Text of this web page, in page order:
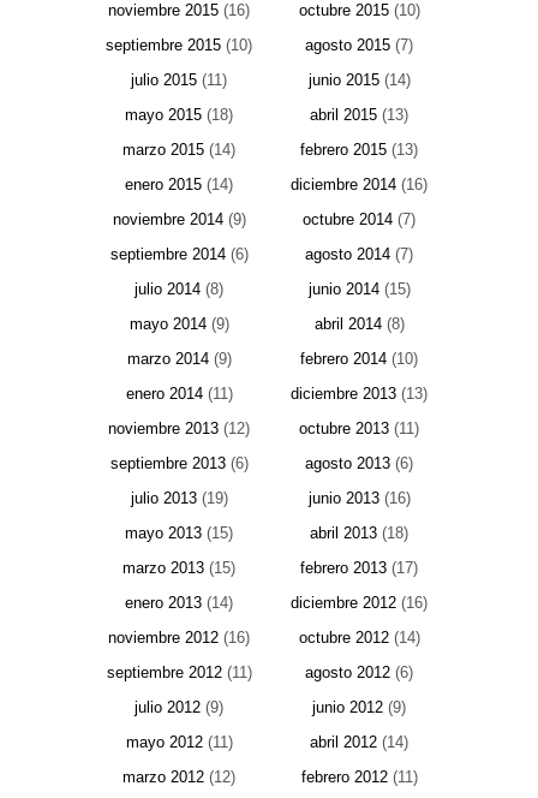
noviembre 2015 (16) octubre 2015(10)
septiembre 2015 (10) agosto 2015 (7)
julio 2015 (11) junio 2015(14)
mayo 2015 (18) abril 2015 (13)
marzo 2015 (14) febrero 2015 (13)
enero 2015 (14) diciembre 2014 (16)
noviembre 2014(9) octubre 2014 (7)
septiembre 2014(6) agosto 2014 (7)
julio 2014 (8) junio 2014(15)
mayo 2014(9) abril 2014(8)
marzo 2014(9) febrero 2014 (10)
enero 2014(11) diciembre 2013 (13)
noviembre 2013 (12) octubre 2013 (11)
septiembre 2013(6) agosto 2013 (6)
julio 2013(19) junio 2013(16)
mayo 2013 (15) abril 2013 (18)
marzo 2013 (15) febrero 2013 (17)
enero 2013 (14) diciembre 2012 (16)
noviembre 2012 (16) octubre 2012(14)
septiembre 2012(11) agosto 2012 (6)
julio 2012 (9) junio 2012 (9)
mayo 2012(11) abril 2012 (14)
marzo 2012 (12) febrero 2012(11)